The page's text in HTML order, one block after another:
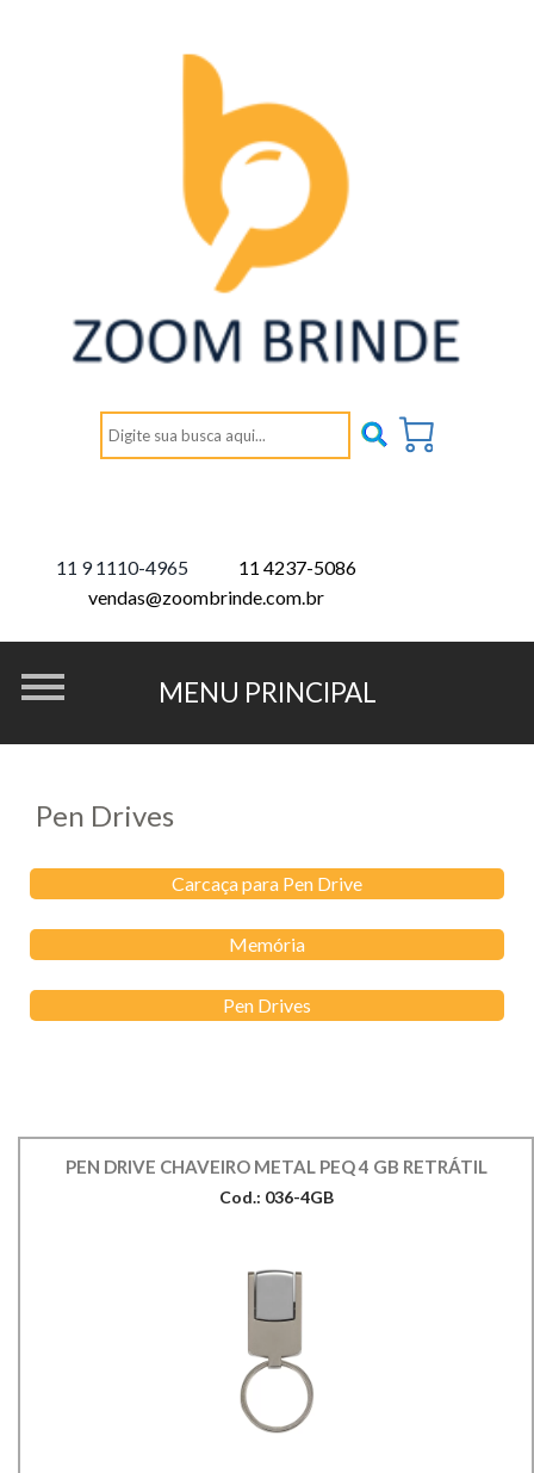
11 9 1110-4965
11 4237-5086
vendas@zoombrinde.com.br
Pen Drives
Carcaça para Pen Drive
Memória
Pen Drives
PEN DRIVE CHAVEIRO METAL PEQ 4 GB RETRÁTIL
Cod.: 036-4GB